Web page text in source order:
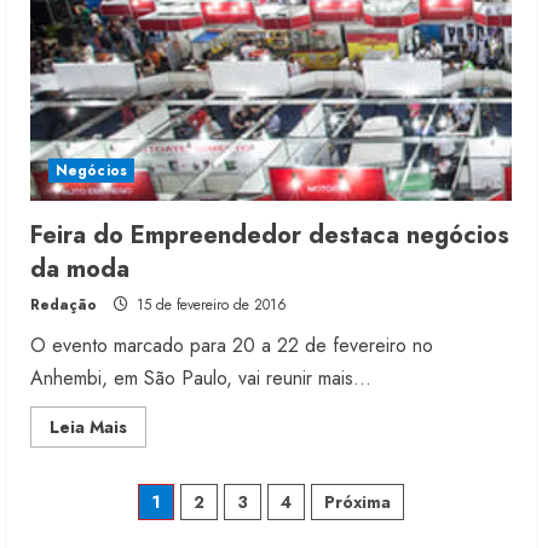
Negócios
Feira do Empreendedor destaca negócios
da moda
Redação 15 de fevereiro de 2016
O evento marcado para 20 a 22 de fevereiro no
Anhembi, em São Paulo, vai reunir mais...
Leia MaisRead
more
Empreendedor
destaca
Paginação
1 2 3 4 Próxima
2
Fakini prevê R$345 milhões de
receita em 2026
4 de agosto de 2026
Projeto testa passaporte digital na
moda nacional
4 de agosto de 2026
estoque consignado